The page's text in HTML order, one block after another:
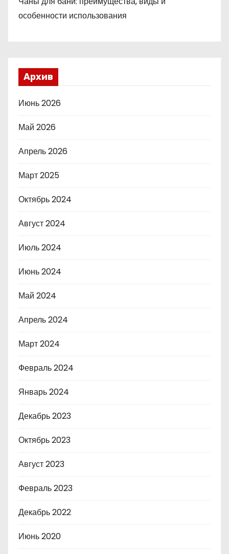
особенности использования
Архив
Июнь 2026
Май 2026
Апрель 2026
Март 2025
Октябрь 2024
Август 2024
Июль 2024
Июнь 2024
Май 2024
Апрель 2024
Март 2024
Февраль 2024
Январь 2024
Декабрь 2023
Октябрь 2023
Август 2023
Февраль 2023
Декабрь 2022
Июнь 2020